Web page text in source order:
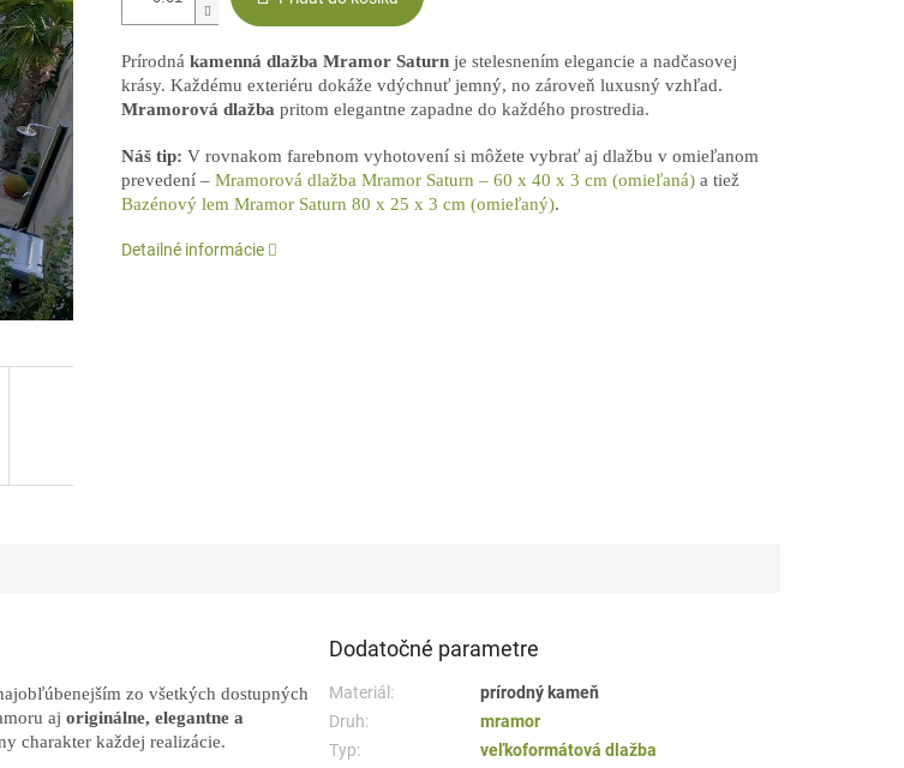
Prírodná kamenná dlažba Mramor Saturn je stelesnením elegancie a nadčasovej
krásy. Každému exteriéru dokáže vdýchnuť jemný, no zároveň luxusný vzhľad.
Mramorová dlažba pritom elegantne zapadne do každého prostredia.
Náš tip: V rovnakom farebnom vyhotovení si môžete vybrať aj dlažbu v omieľanom
prevedení – Mramorová dlažba Mramor Saturn – 60 x 40 x 3 cm (omieľaná) a tiež
Bazénový lem Mramor Saturn 80 x 25 x 3 cm (omieľaný).
Detailné informácie
zo všetkých dostupných
aj originálne, elegantne a
charakter každej realizácie.
Dodatočné parametre
Materiál:
prírodný kameň
Druh:
mramor
Typ:
veľkoformátová dlažba